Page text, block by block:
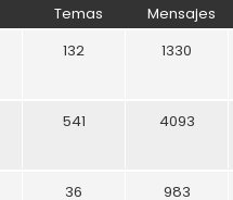
Temas Mensajes
132 1330
541 4093
36 983